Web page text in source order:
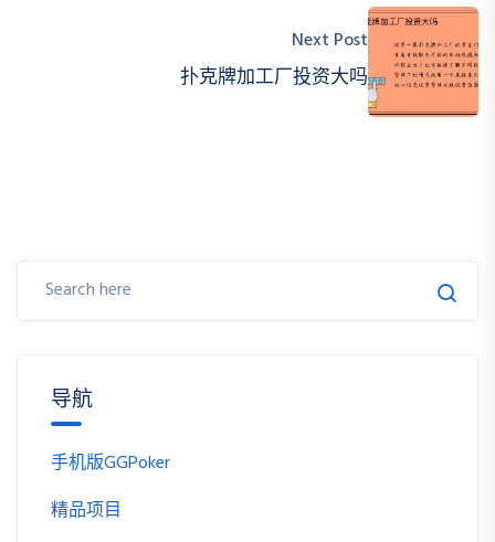
Next Post
扑克牌加工厂投资大吗
导航
手机版GGPoker
精品项目